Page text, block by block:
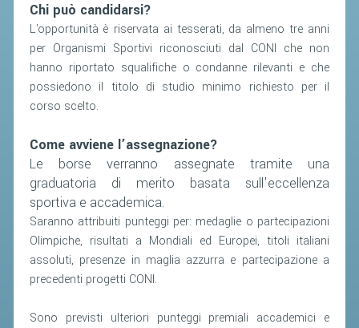
Chi può candidarsi?
L'opportunità è riservata ai tesserati, da almeno tre anni
per Organismi Sportivi riconosciuti dal CONI che non
hanno riportato squalifiche o condanne rilevanti e che
possiedono il titolo di studio minimo richiesto per il
corso scelto.
Come avviene l’assegnazione?
Le borse verranno assegnate tramite una
graduatoria di merito basata sull'eccellenza
sportiva e accademica.
Saranno attribuiti punteggi per: medaglie o partecipazioni
Olimpiche, risultati a Mondiali ed Europei, titoli italiani
assoluti, presenze in maglia azzurra e partecipazione a
precedenti progetti CONI.
Sono previsti ulteriori punteggi premiali accademici e